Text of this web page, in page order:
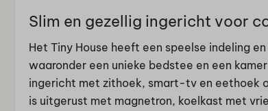
Slim en gezellig ingericht voor
Het Tiny House heeft een speelse indeling
waaronder een unieke bedstee en een
ingericht met zithoek, smart-tv en eethoek
is uitgerust met magnetron, koelkast met